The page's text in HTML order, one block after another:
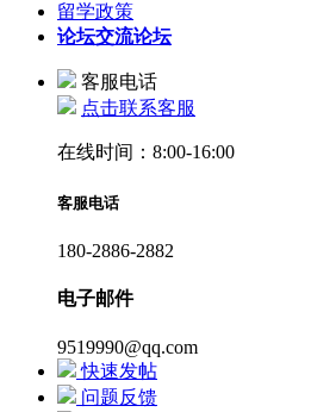
留学政策
论坛交流论坛
客服电话
点击联系客服
在线时间：8:00-16:00
客服电话
180-2886-2882
电子邮件
9519990@qq.com
快速发帖
问题反馈